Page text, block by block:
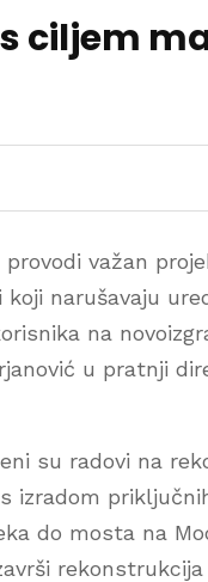
ciljem
važan
narušavaju
na
u pratnji
su radovi na
izradom
do mosta na